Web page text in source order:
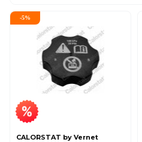
-5%
CALORSTAT by Vernet